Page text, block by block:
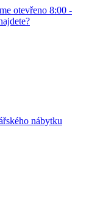
otevřeno 8:00 -